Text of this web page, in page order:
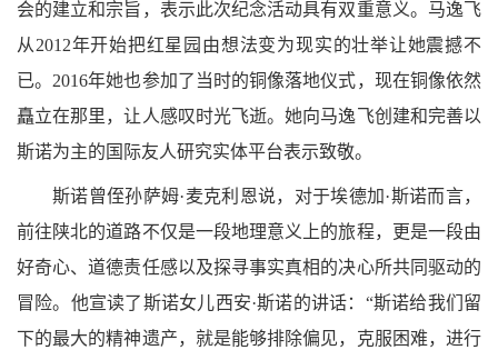
会的建立和宗旨，表示此次纪念活动具有双重意义。马逸飞
从 2012年开始把红星园由想法变为现实的壮举让她震撼不
已。 2016年她也参加了当时的铜像落地仪式，现在铜像依然
矗立在那里，让人感叹时光飞逝。她向马逸飞创建和完善以
斯诺为主的国际友人研究实体平台表示致敬。
斯诺曾侄孙萨姆·麦克利恩说，对于埃德加·斯诺而言，
前往陕北的道路不仅是一段地理意义上的旅程，更是一段由
好奇心、道德责任感以及探寻事实真相的决心所共同驱动的
冒险。他宣读了斯诺女儿西安·斯诺的讲话：“斯诺给我们留
下的最大的精神遗产，就是能够排除偏见，克服困难，进行